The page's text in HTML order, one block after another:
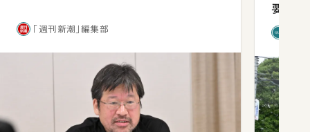
「週刊新潮」編集部
要だっ